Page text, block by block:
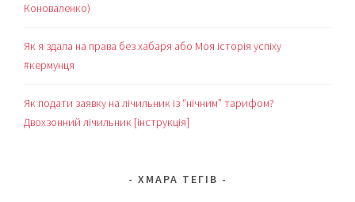
Коноваленко)
Як я здала на права без хабаря або Моя історія успіху
#кермунця
Як подати заявку на лічильник із “нічним” тарифом?
Двохзонний лічильник [інструкція]
ХМАРА ТЕГІВ